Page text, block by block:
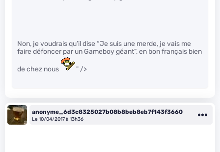
Non, je voudrais qu’il dise “Je suis une merde, je vais me
faire défoncer par un Gameboy géant”, en bon français bien
de chez nous " />
anonyme_6d3c8325027b08b8beb8eb7f143f3660
Le 10/04/2017 à 13h36